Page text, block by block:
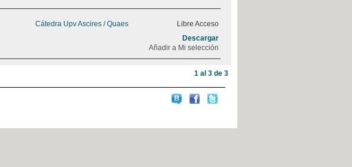
Cátedra Upv Ascires / Quaes
Libre Acceso
Descargar
Añadir a Mi selección
1 al 3 de 3